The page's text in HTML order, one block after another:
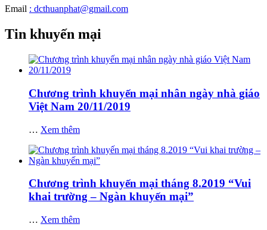
Email : dcthuanphat@gmail.com
Tin khuyến mại
Chương trình khuyến mại nhân ngày nhà giáo
Việt Nam 20/11/2019
… Xem thêm
Chương trình khuyến mại tháng 8.2019 “Vui
khai trường – Ngàn khuyến mại”
… Xem thêm